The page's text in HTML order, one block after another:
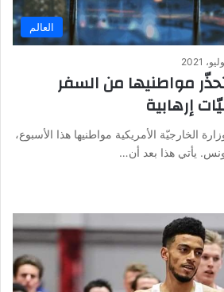
العالم
مواطنيها من السفر
إرهابية
الخارجيّة الأمريكية مواطنيها هذا الأسبوع،
يأتي هذا بعد أن…